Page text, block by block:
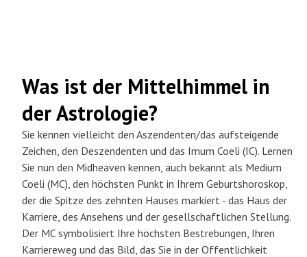
Was ist der Mittelhimmel in
der Astrologie?
Sie kennen vielleicht den Aszendenten/das aufsteigende
Zeichen, den Deszendenten und das Imum Coeli (IC). Lernen
Sie nun den Midheaven kennen, auch bekannt als Medium
Coeli (MC), den höchsten Punkt in Ihrem Geburtshoroskop,
der die Spitze des zehnten Hauses markiert - das Haus der
Karriere, des Ansehens und der gesellschaftlichen Stellung.
Der MC symbolisiert Ihre höchsten Bestrebungen, Ihren
Karriereweg und das Bild, das Sie in der Öffentlichkeit